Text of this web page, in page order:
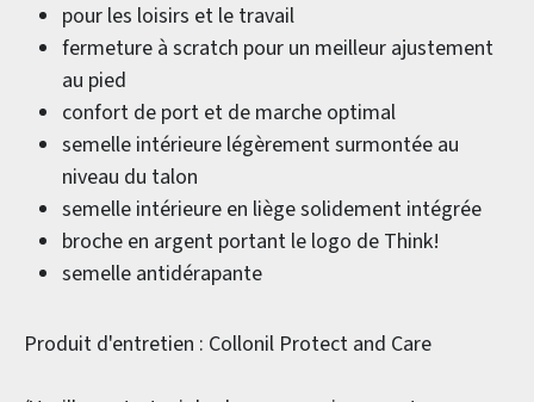
pour les loisirs et le travail
fermeture à scratch pour un meilleur ajustement
au pied
confort de port et de marche optimal
semelle intérieure légèrement surmontée au
niveau du talon
semelle intérieure en liège solidement intégrée
broche en argent portant le logo de Think!
semelle antidérapante
Produit d'entretien : Collonil Protect and Care